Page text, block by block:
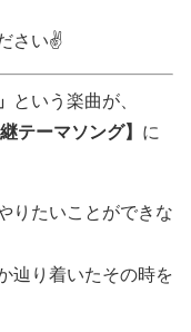
さい✌️
という楽曲が、
テーマソング】 に
りたいことができな
辿り着いたその時を